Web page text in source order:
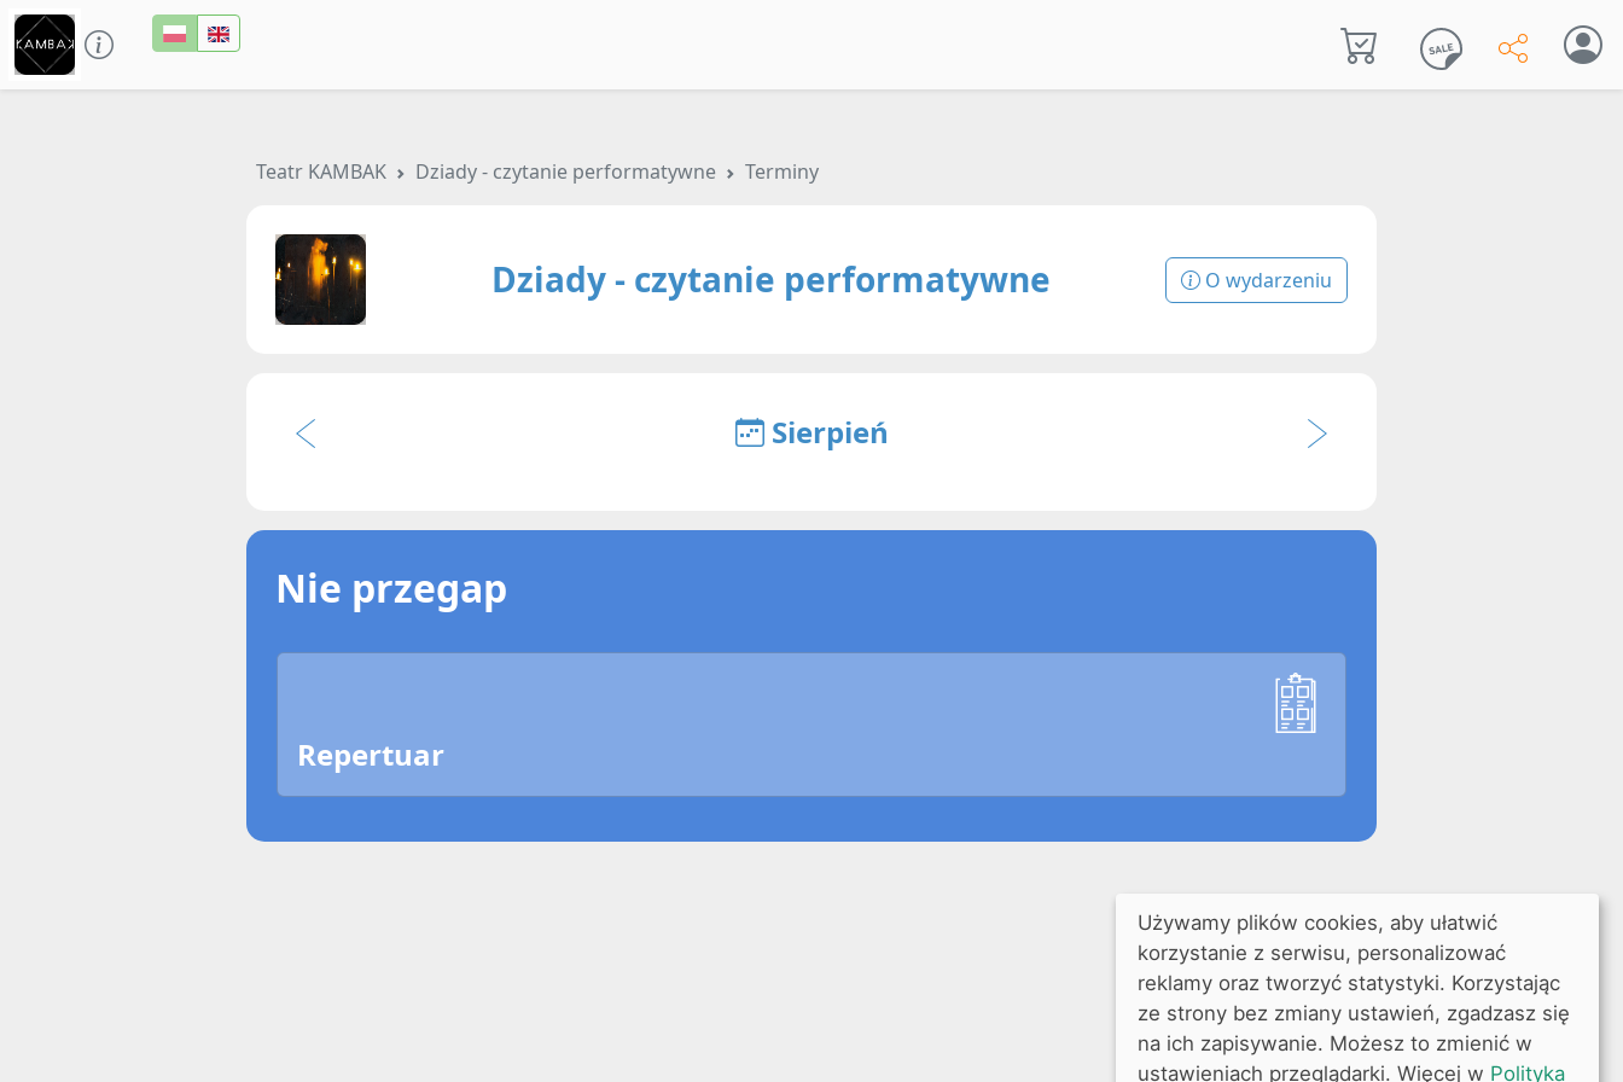
Teatr KAMBAK Dziady - czytanie performatywne Terminy
Dziady - czytanie performatywne O wydarzeniu
Sierpień
Nie przegap
Repertuar
Używamy plików cookies, aby ułatwić
korzystanie z serwisu, personalizować
reklamy oraz tworzyć statystyki. Korzystając
ze strony bez zmiany ustawień, zgadzasz się
na ich zapisywanie. Możesz to zmienić w
ustawieniach przeglądarki. Więcej w Polityka